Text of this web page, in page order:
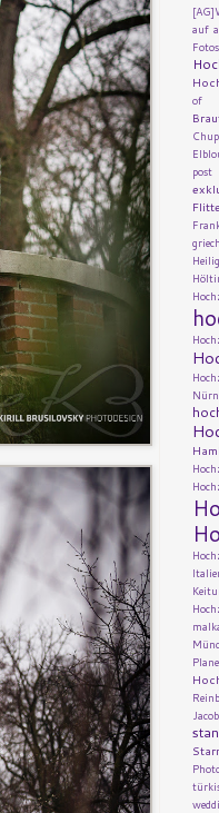
auf
Fotos
of
post